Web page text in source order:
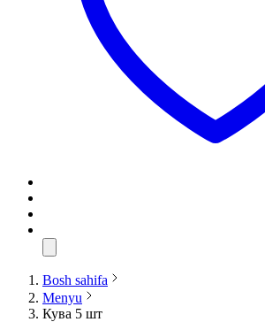
Bosh sahifa
Menyu
Кува 5 шт